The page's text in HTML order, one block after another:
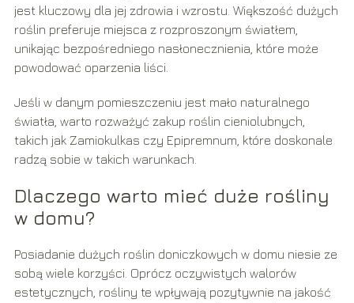
jest kluczowy dla jej zdrowia i wzrostu. Większość dużych
roślin preferuje miejsca z rozproszonym światłem,
unikając bezpośredniego nasłonecznienia, które może
powodować oparzenia liści.
Jeśli w danym pomieszczeniu jest mało naturalnego
światła, warto rozważyć zakup roślin cieniolubnych,
takich jak Zamiokulkas czy Epipremnum, które doskonale
radzą sobie w takich warunkach.
Dlaczego warto mieć duże rośliny
w domu?
Posiadanie dużych roślin doniczkowych w domu niesie ze
sobą wiele korzyści. Oprócz oczywistych walorów
estetycznych, rośliny te wpływają pozytywnie na jakość